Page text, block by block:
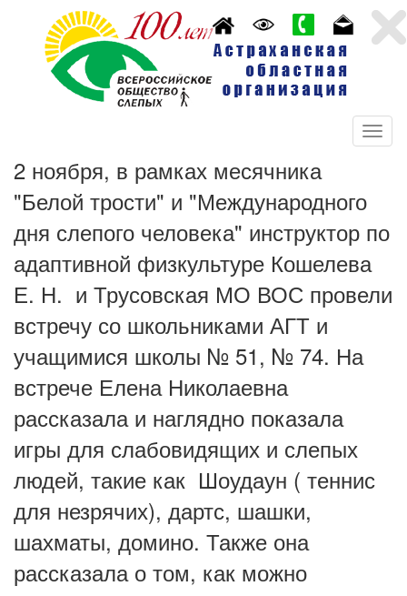
2 ноября, в рамках месячника
"Белой трости" и "Международного
дня слепого человека" инструктор по
адаптивной физкультуре Кошелева
Е. Н. и Трусовская МО ВОС провели
встречу со школьниками АГТ и
учащимися школы № 51, № 74. На
встрече Елена Николаевна
рассказала и наглядно показала
игры для слабовидящих и слепых
людей, такие как Шоудаун ( теннис
для незрячих), дартс, шашки,
шахматы, домино. Также она
рассказала о том, как можно